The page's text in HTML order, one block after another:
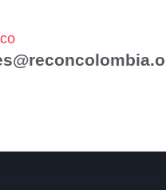
10 aliados del sector